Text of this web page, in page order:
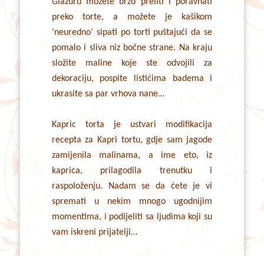
preko torte, a možete je kašikom
‘neuredno’ sipati po torti puštajući da se
pomalo i sliva niz bočne strane. Na kraju
složite maline koje ste odvojili za
dekoraciju, pospite listićima badema i
ukrasite sa par vrhova nane…
Kapric torta je ustvari modifikacija
recepta za Kapri tortu, gdje sam jagode
zamijenila malinama, a ime eto, iz
kaprica, prilagodila trenutku i
raspoloženju. Nadam se da ćete je vi
spremati u nekim mnogo ugodnijim
momentima, i podijeliti sa ljudima koji su
vam iskreni prijatelji…